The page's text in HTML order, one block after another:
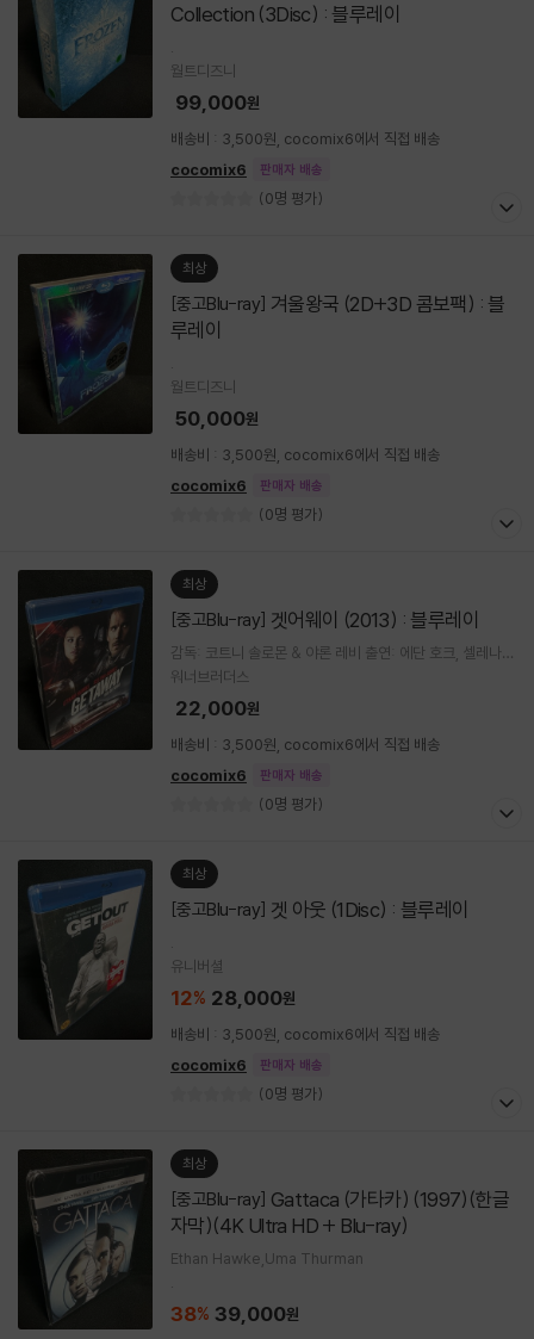
Collection (3Disc) : 블루레이
월트디즈니
99,000원
배송비 : 3,500원, cocomix6에서 직접 배송
cocomix6
판매자 배송
(0명 평가)
최상
[중고Blu-ray]
루레이
월트디즈니
50,000원
배송비 : 3,500원, cocomix6에서 직접 배송
cocomix6
판매자 배송
(0명 평가)
최상
[중고Blu-ray] 겟어웨이 (2013) : 블루레이
감독: 코트니 솔로몬 & 야론 레비 출연: 에단 호크, 셀레나
고메즈, 존 보이트, 폴 프리먼
워너브러더스
22,000원
배송비 : 3,500원, cocomix6에서 직접 배송
cocomix6
판매자 배송
(0명 평가)
최상
[중고Blu-ray] 겟 아웃 (1Disc) : 블루레이
유니버셜
12% 28,000원
배송비 : 3,500원, cocomix6에서 직접 배송
cocomix6
판매자 배송
(0명 평가)
최상
[중고Blu-ray]
자막)(4K Ultra HD + Blu-ray)
Ethan Hawke,Uma Thurman
38% 39,000원